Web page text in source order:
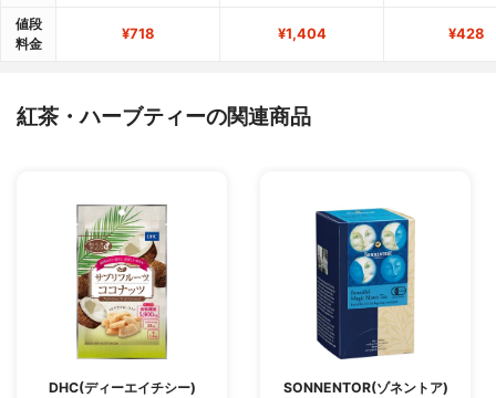
値段
料金
¥718 ¥1,404 ¥428
紅茶・ハーブティーの関連商品
DHC(ディーエイチシー)
SONNENTOR(ゾネントア)